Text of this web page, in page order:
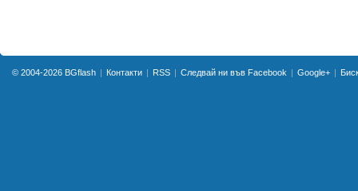
© 2004-2026 BGflash Контакти RSS Следвай ни във Facebook Google+